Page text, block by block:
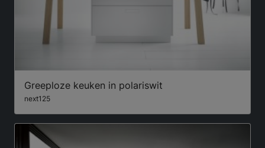
Greeploze keuken in polariswit
next125